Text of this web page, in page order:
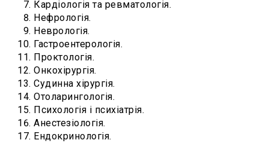
Кардіологія та ревматологія.
Нефрологія.
Неврологія.
Гастроентерологія.
Проктологія.
Онкохірургія.
Судинна хірургія.
Отоларингологія.
Психологія і психіатрія.
Анестезіологія.
Ендокринологія.